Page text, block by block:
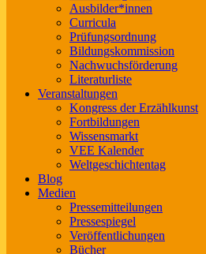
Ausbilder*innen
Curricula
Prüfungsordnung
Bildungskommission
Nachwuchsförderung
Literaturliste
Veranstaltungen
Kongress der Erzählkunst
Fortbildungen
Wissensmarkt
VEE Kalender
Weltgeschichtentag
Blog
Medien
Pressemitteilungen
Pressespiegel
Veröffentlichungen
Bücher